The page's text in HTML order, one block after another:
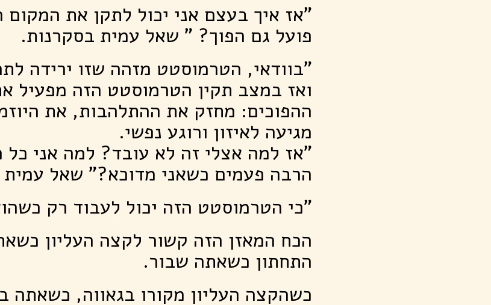
"אז איך בעצם אני יכול לתקן את
פועל גם הפוך? " שאל עמית בסקרנות.
"בוודאי, הטרמוסטט מזהה שזו ירידה
ואז במצב תקין הטרמוסטט הזה מפעיל
ההפוכים: מחזק את ההתלהבות, את
מגיעה לאיזון ורוגע נפשי.
"אז למה אצלי זה לא עובד? למה אני
הרבה פעמים כשאני מדוכא?" שאל עמית
"כי הטרמוסטט הזה יכול לעבוד רק
הכח המאזן הזה קשור לקצה העליון
התחתון כשאתה שבור.
כשהקצה העליון מקורו בגאווה, כשאתה